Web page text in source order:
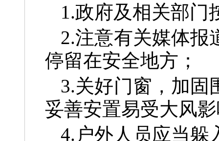
1.政府及相关部门
2.注意有关媒体报
停留在安全地方；
3.关好门窗，加固
妥善安置易受大风
4.户外人员应当躲